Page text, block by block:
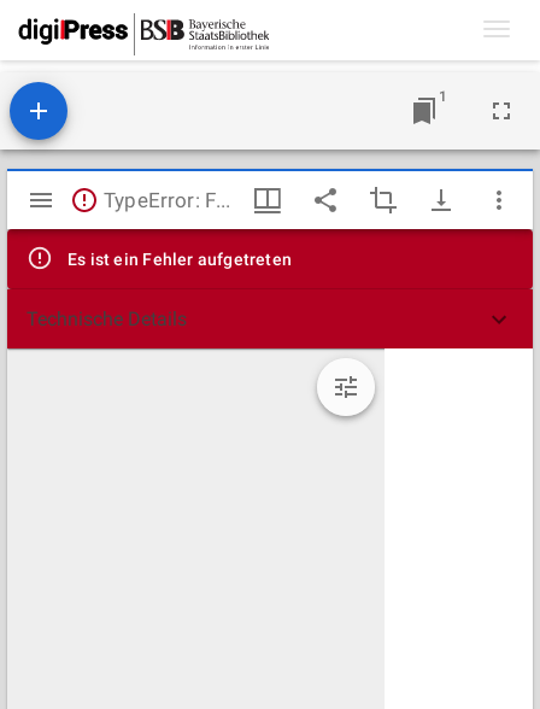
1
Mirador
Viewer
TypeError: Failed to fetch
Es ist ein Fehler aufgetreten
Technische Details